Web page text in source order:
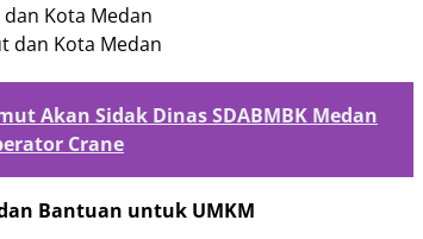
Kota Medan
dan Kota Medan
Akan Sidak Dinas SDABMBK Medan
Crane
Bantuan untuk UMKM